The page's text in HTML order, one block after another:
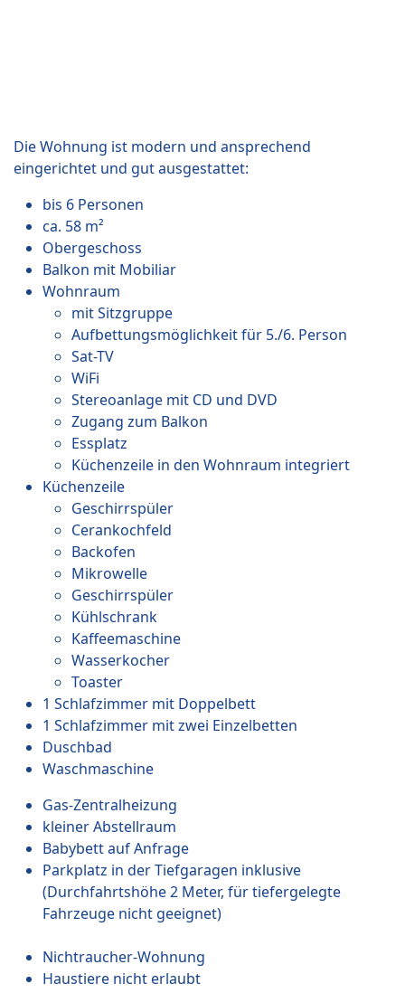
Die Wohnung ist modern und ansprechend
eingerichtet und gut ausgestattet:
bis 6 Personen
ca. 58 m²
Obergeschoss
Balkon mit Mobiliar
Wohnraum
mit Sitzgruppe
Aufbettungsmöglichkeit für 5./6. Person
Sat-TV
WiFi
Stereoanlage mit CD und DVD
Zugang zum Balkon
Essplatz
Küchenzeile in den Wohnraum integriert
Küchenzeile
Geschirrspüler
Cerankochfeld
Backofen
Mikrowelle
Geschirrspüler
Kühlschrank
Kaffeemaschine
Wasserkocher
Toaster
1 Schlafzimmer mit Doppelbett
1 Schlafzimmer mit zwei Einzelbetten
Duschbad
Waschmaschine
Gas-Zentralheizung
kleiner Abstellraum
Babybett auf Anfrage
Parkplatz in der Tiefgaragen inklusive
(Durchfahrtshöhe 2 Meter, für tiefergelegte
Fahrzeuge nicht geeignet)
Nichtraucher-Wohnung
Haustiere nicht erlaubt